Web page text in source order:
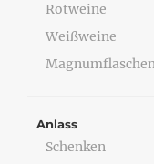
Rotweine
Weißweine
Anlass
Schenken